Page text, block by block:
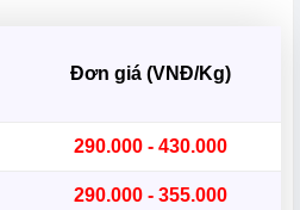
Đơn giá (VNĐ/Kg)
290.000 - 430.000
290.000 - 355.000